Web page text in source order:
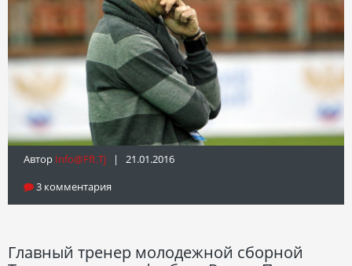
Автор Info@fft.tj | 21.01.2016
3 комментария
Главный тренер молодежной сборной